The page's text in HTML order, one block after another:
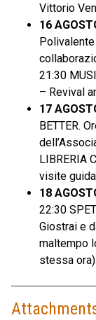
Vittorio
16
Polivalente
21:30
– Revival
17
BETTER.
LIBRERIA
visite
18
22:30
Giostrai e
maltempo
stessa ora).